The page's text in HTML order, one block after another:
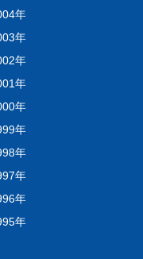
年
年
年
年
年
年
年
年
年
年